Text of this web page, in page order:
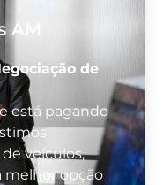
de
está pagando
veículos,
melhor opção